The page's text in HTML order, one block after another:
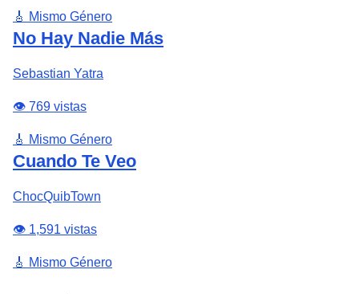
🎸 Mismo Género
No Hay Nadie Más
Sebastian Yatra
👁️ 769 vistas
🎸 Mismo Género
Cuando Te Veo
ChocQuibTown
👁️ 1,591 vistas
🎸 Mismo Género